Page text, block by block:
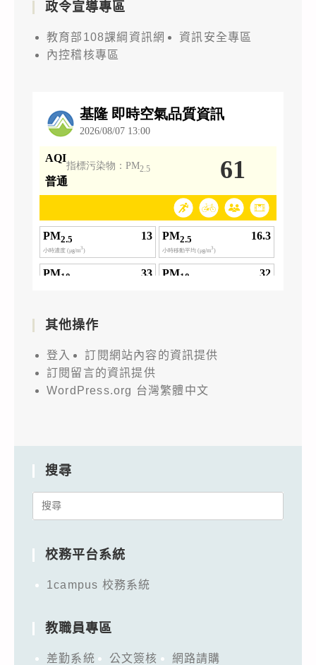
政令宣導專區
教育部108課綱資訊網
資訊安全專區
內控稽核專區
其他操作
登入
訂閱網站內容的資訊提供
訂閱留言的資訊提供
WordPress.org 台灣繁體中文
搜尋
Search
校務平台系統
1campus 校務系統
教職員專區
差勤系統 公文簽核
網路請購